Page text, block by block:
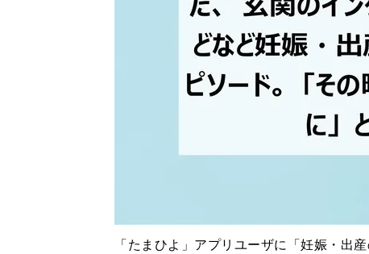
「たまひよ」アプリユーザに「妊娠・出